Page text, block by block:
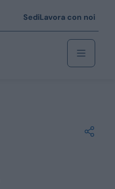
SediLavora con noi